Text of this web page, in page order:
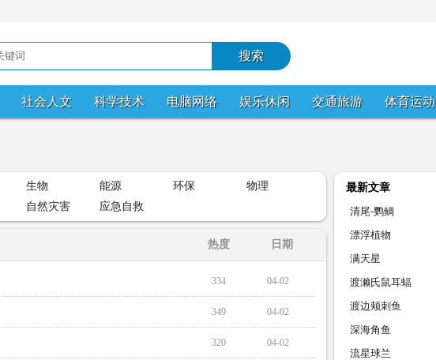
社会人文 科学技术 电脑网络 娱乐休闲 交通旅游 体育运动
生物 能源 环保
物理
自然灾害 应急自救
日期
热度
04-02
334
04-02
349
04-02
320
最新文章
清尾-鹦鲷
漂浮植物
满天星
渡濑氏鼠耳蝠
渡边颊刺鱼
深海角鱼
流星球兰